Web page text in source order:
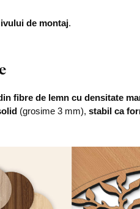
de montaj.
fibre de lemn cu densitate
(grosime 3 mm), stabil ca